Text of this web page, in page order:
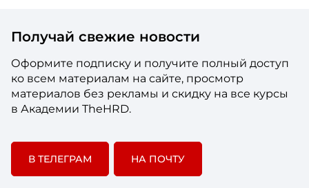
Получай свежие новости
Оформите подписку и получите полный доступ
ко всем материалам на сайте, просмотр
материалов без рекламы и скидку на все курсы
в Академии TheHRD.
В ТЕЛЕГРАМ НА ПОЧТУ